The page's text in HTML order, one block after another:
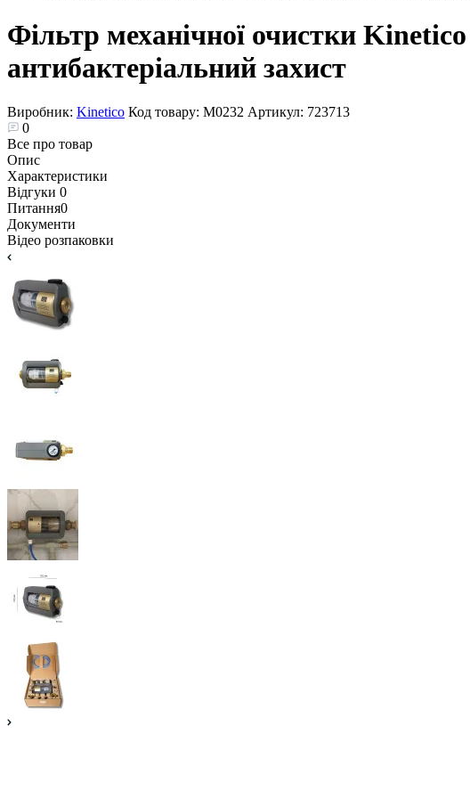
Фільтр механічної очистки
антибактеріальний захист
Виробник: Kinetico Код товару: М0232 Артикул: 723713
0
Все про товар
Опис
Характеристики
Відгуки 0
Питання0
Документи
Відео розпаковки